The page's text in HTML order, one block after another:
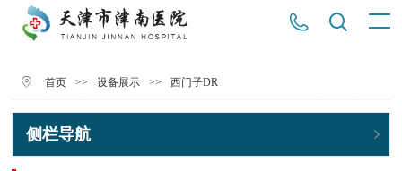
首页 >> 设备展示 >> 西门子DR
侧栏导航